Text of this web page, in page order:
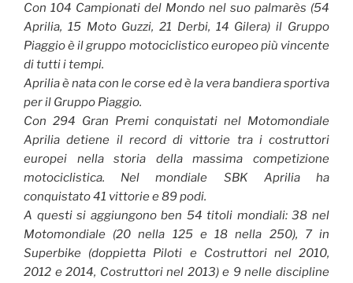
Con 104 Campionati del Mondo nel suo palmarès (54
Aprilia, 15 Moto Guzzi, 21 Derbi, 14 Gilera) il Gruppo
Piaggio è il gruppo motociclistico europeo più vincente
di tutti i tempi.
Aprilia è nata con le corse ed è la vera bandiera sportiva
per il Gruppo Piaggio.
Con 294 Gran Premi conquistati nel Motomondiale
Aprilia detiene il record di vittorie tra i costruttori
europei nella storia della massima competizione
motociclistica. Nel mondiale SBK Aprilia ha
conquistato 41 vittorie e 89 podi.
A questi si aggiungono ben 54 titoli mondiali: 38 nel
Motomondiale (20 nella 125 e 18 nella 250), 7 in
Superbike (doppietta Piloti e Costruttori nel 2010,
2012 e 2014, Costruttori nel 2013) e 9 nelle discipline